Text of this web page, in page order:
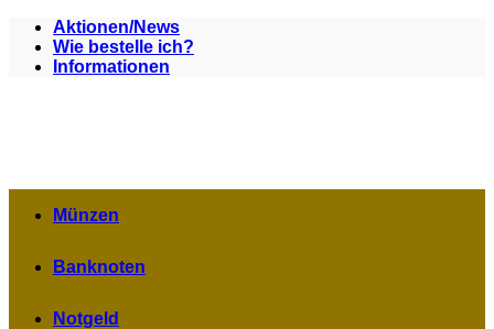
Zum
Inhalt
springen
Aktionen/News
Wie bestelle ich?
Informationen
Münzen
Banknoten
Notgeld